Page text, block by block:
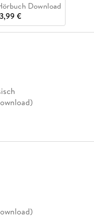
Download
€